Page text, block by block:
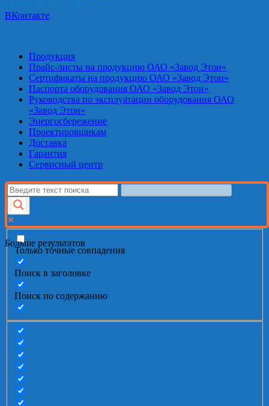
ВКонтакте
Продукция
Прайс-листы на продукцию ОАО «Завод Этон»
Сертификаты на продукцию ОАО «Завод Этон»
Паспорта оборудования ОАО «Завод Этон»
Руководства по эксплуатации оборудования ОАО
«Завод Этон»
Энергосбережение
Проектировщикам
Доставка
Гарантия
Сервисный центр
Больше результатов
Только точные совпадения
Поиск в заголовке
Поиск по содержанию